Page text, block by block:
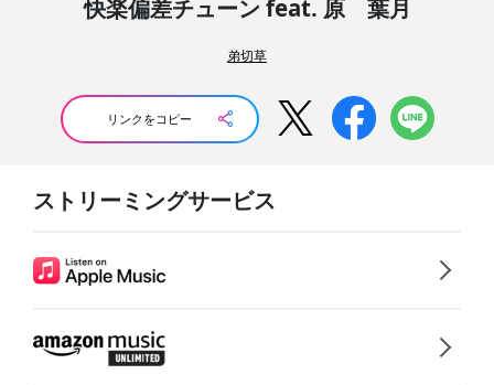
快楽偏差チューン feat. 原 葉月
弟切草
リンクをコピー
ストリーミングサービス